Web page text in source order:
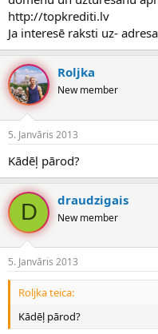
z
s
ā
c
ē
j
s
m
s
http://topkrediti.lv
Ja interesē raksti uz-
Roljka
New member
5. Janvāris 2013
Kādēļ pārod?
D draudzigais
New member
5. Janvāris 2013
Roljka teica:
Kādēļ pārod?